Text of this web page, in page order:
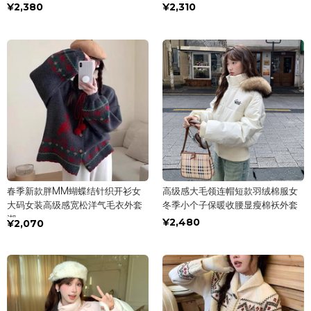
¥2,380 ¥2,310
春季新款胖MM蝴蝶结针织开衫女
大码女装高级感宽松洋气毛衣外套
潮
¥2,070
高级感大毛领连帽短款羽绒棉服女
冬季小个子保暖收腰显瘦棉袄外套
¥2,480